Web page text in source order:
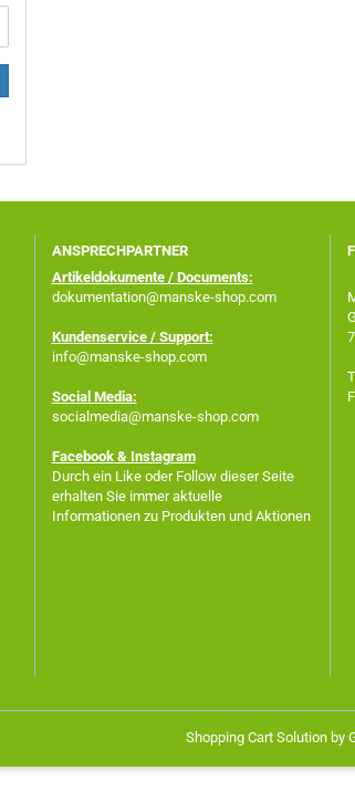
ANSPRECHPARTNER
Artikeldokumente / Documents:
dokumentation@manske-shop.com
Kundenservice / Support:
info@manske-shop.com
Social Media:
socialmedia@manske-shop.com
Facebook& Instagram
Durch ein Like oder Follow dieser Seite
erhalten Sie immer aktuelle
Informationen zu Produkten und Aktionen
Shopping Cart Solutionby